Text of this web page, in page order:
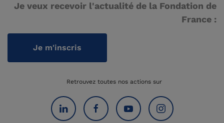
Je veux recevoir l'actualité de la Fondation de
France :
Je m'inscris
Retrouvez toutes nos actions sur